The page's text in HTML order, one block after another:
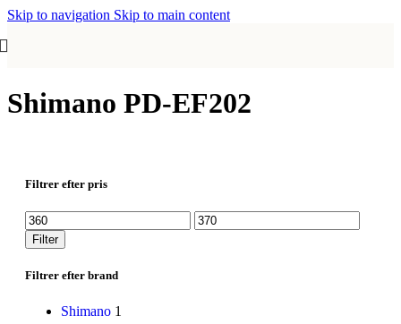
Skip to navigation Skip to main content
Shimano PD‑EF202
Filtrer efter pris
Mindste
pris
Højeste
pris
Filter
Filtrer efter brand
Shimano 1